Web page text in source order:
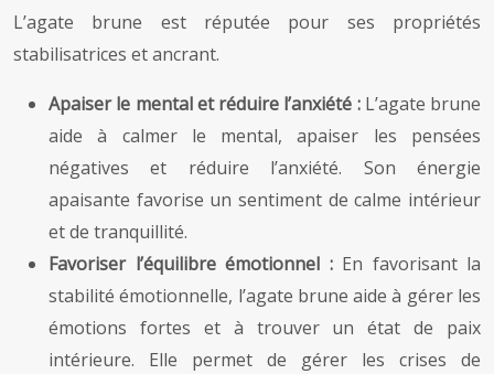
L’agate brune est réputée pour ses propriétés
stabilisatrices et ancrant.
Apaiser le mental et réduire l’anxiété : L’agate brune
aide à calmer le mental, apaiser les pensées
négatives et réduire l’anxiété. Son énergie
apaisante favorise un sentiment de calme intérieur
et de tranquillité.
Favoriser l’équilibre émotionnel : En favorisant la
stabilité émotionnelle, l’agate brune aide à gérer les
émotions fortes et à trouver un état de paix
intérieure. Elle permet de gérer les crises de